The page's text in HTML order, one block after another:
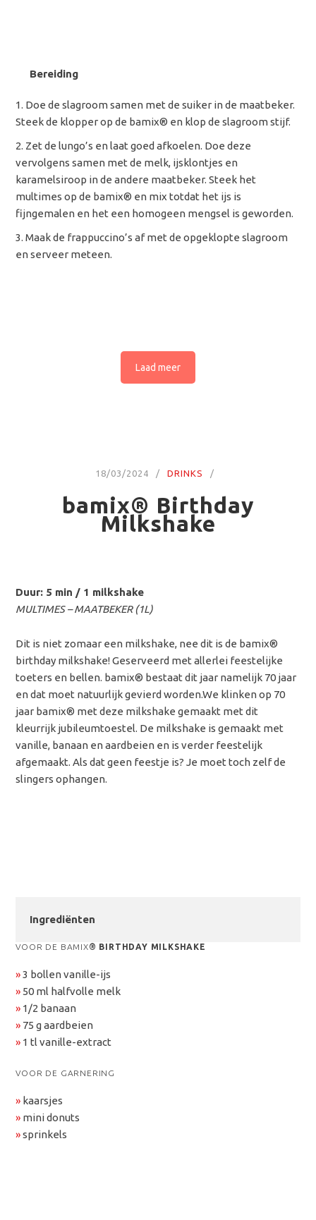
Bereiding
Doe de slagroom samen met de suiker in de maatbeker.
Steek de klopper op de bamix® en klop de slagroom stijf.
Zet de lungo’s en laat goed afkoelen. Doe deze
vervolgens samen met de melk, ijsklontjes en
karamelsiroop in de andere maatbeker. Steek het
multimes op de bamix® en mix totdat het ijs is
fijngemalen en het een homogeen mengsel is geworden.
Maak de frappuccino’s af met de opgeklopte slagroom
en serveer meteen.
Laad meer
18/03/2024 DRINKS
bamix® Birthday
Milkshake
Duur: 5 min / 1 milkshake
MULTIMES – MAATBEKER (1L)
Dit is niet zomaar een milkshake, nee dit is de bamix®
birthday milkshake! Geserveerd met allerlei feestelijke
toeters en bellen. bamix® bestaat dit jaar namelijk 70 jaar
en dat moet natuurlijk gevierd worden.We klinken op 70
jaar bamix® met deze milkshake gemaakt met dit
kleurrijk jubileumtoestel. De milkshake is gemaakt met
vanille, banaan en aardbeien en is verder feestelijk
afgemaakt. Als dat geen feestje is? Je moet toch zelf de
slingers ophangen.
Ingrediënten
VOOR DE BAMIX® BIRTHDAY MILKSHAKE
»3 bollen vanille-ijs
» 50 ml halfvolle melk
» 1/2 banaan
» 75 g aardbeien
» 1 tl vanille-extract
VOOR DE GARNERING
» kaarsjes
» mini donuts
»sprinkels